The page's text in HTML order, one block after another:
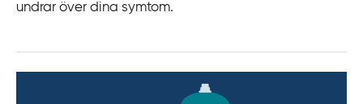
undrar över dina symtom.